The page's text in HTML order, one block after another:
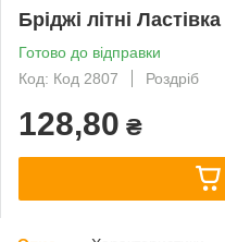
Бріджі літні
Готово до відправки
Код: Код 2807
Роздріб
128,80 ₴